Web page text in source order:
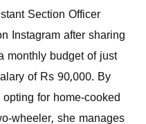
Section Officer
Instagram after sharing
monthly budget of just
of Rs 90,000. By
for home-cooked
wheeler, she manages